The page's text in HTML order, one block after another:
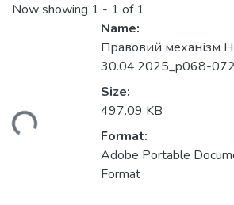
Now showing 1 - 1 of 1
Name:
Правовий механізм
30.04.2025_p068-
Size:
497.09 KB
Format:
Adobe Portable
Format